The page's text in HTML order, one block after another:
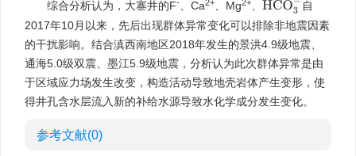
综合分析认为，大寨井的F- 、Ca2+ 、Mg2+ HCO3− 自
2017年10月以来，先后出现群体异常变化可以排除非地震因素
的干扰影响。结合滇西南地区2018年发生的景洪4.9级地震、
通海5.0级双震、墨江5.9级地震，分析认为此次群体异常是由
于区域应力场发生改变，构造活动导致地壳岩体产生变形，使
得井孔含水层流入新的补给水源导致水化学成分发生变化。
参考文献(0)